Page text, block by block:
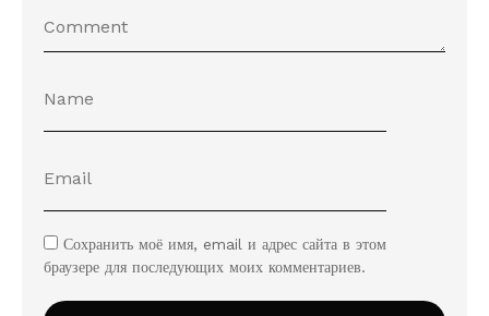
Сохранить моё имя, email и адрес сайта в этом
браузере для последующих моих комментариев.